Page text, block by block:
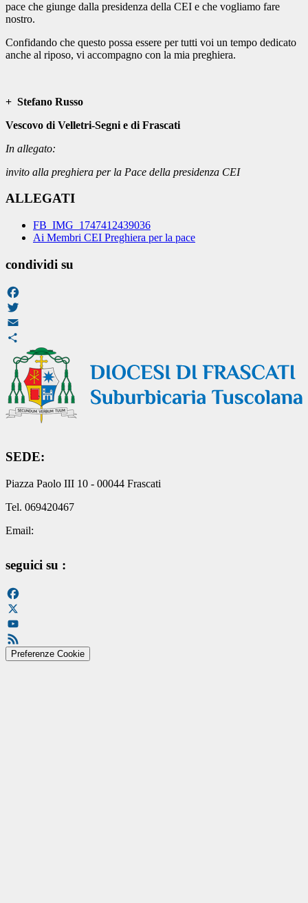
pace che giunge dalla presidenza della CEI e che vogliamo fare
nostro.
Confidando che questo possa essere per tutti voi un tempo dedicato
anche al riposo, vi accompagno con la mia preghiera.
+ Stefano Russo
Vescovo di Velletri-Segni e di Frascati
In allegato:
invito alla preghiera per la Pace della presidenza CEI
ALLEGATI
FB_IMG_1747412439036
Ai Membri CEI Preghiera per la pace
condividi su
Facebook
Twitter
Email
Condividi
SEDE:
Piazza Paolo III 10 - 00044 Frascati
Tel. 069420467
Email:
seguici su :
Facebook
X
YouTube
Feed
Preferenze Cookie